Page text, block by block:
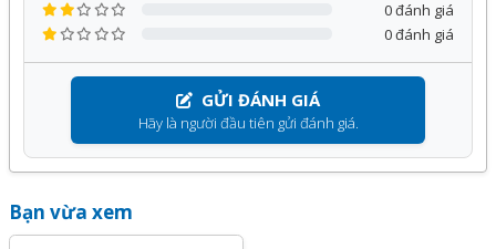
Quý khách hàng hoàn toàn yên tâm khi lựa chọn sử dụng
sản phẩm, dịch vụ tại Kỹ Thuật Vtech.
GỬI ĐÁNH GIÁ
Hãy là người đầu tiên gửi đánh giá.
0 đánh giá
0 đánh giá
Bạn vừa xem